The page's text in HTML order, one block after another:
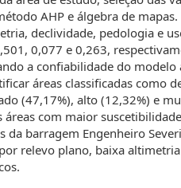
AHP e álgebra de
declividade, pedologia e
0,077 e 0,263,
a confiabilidade do
áreas classificadas como
(47,17%), alto (12,32%) e
com maior
da barragem Engenheiro
relevo plano, baixa